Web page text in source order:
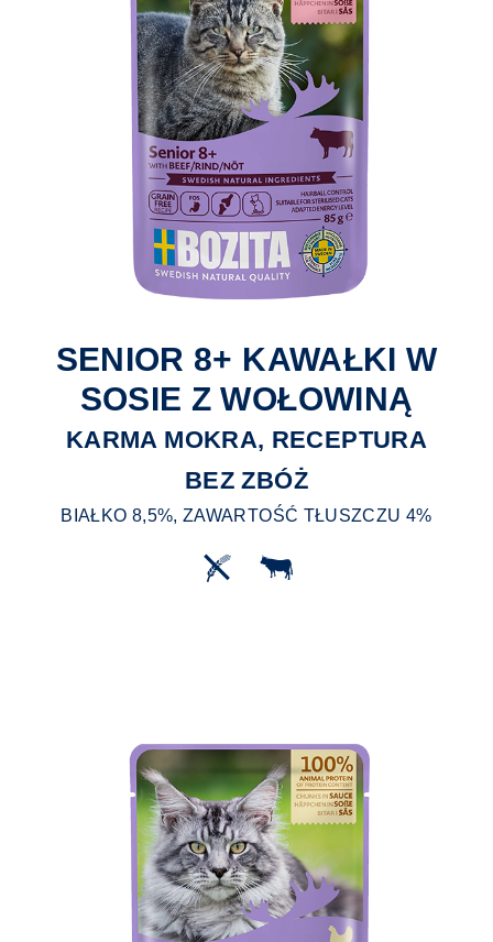
SENIOR 8+ KAWAŁKI W
SOSIE Z WOŁOWINĄ
KARMA MOKRA, RECEPTURA
BEZ ZBÓŻ
BIAŁKO 8,5%, ZAWARTOŚĆ TŁUSZCZU 4%